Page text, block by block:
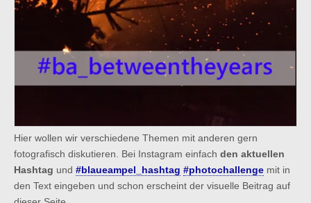
Hier wollen wir verschiedene Themen mit anderen gern
fotografisch diskutieren. Bei Instagram einfach den aktuellen
Hashtag und #blaueampel_hashtag #photochallenge mit in
den Text eingeben und schon erscheint der visuelle Beitrag auf